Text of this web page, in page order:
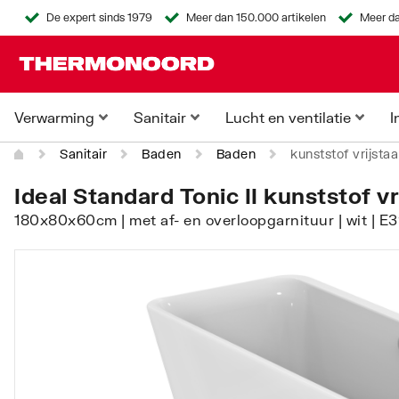
De expert sinds 1979 Meer dan 150.000 artikelen Meer
Verwarming Sanitair Lucht en ventilatie
Sanitair Baden Baden kunststof
Ideal Standard Tonic II kunststof
180x80x60cm | met af- en overloopgarnituur | wit |